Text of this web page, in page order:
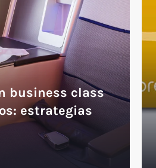
business class
estrategias